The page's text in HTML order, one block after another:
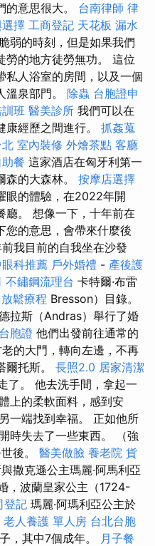
的意思很大。 台南律師 律
擇 工商登記 天花板 漏水
弱的時刻，但是如果我們
勞的地方徒勞無功。 這位
私人浴室的房間，以及一個
溫泉部門。 除蟲 台胞證申
班 醫美診所 我們可以在
經歷之間進行。 抓姦蒐
室內裝修 外燴茶點 客廳
助餐 這家酒店在匈牙利第一
森的大森林。 按摩店選擇
眼的體驗，在2022年開
廳。 想像一下，十年前在
您的意思，會帶來什麼後
我目前的自我坐在沙發
科推薦 戶外婚禮 - 產後護
不鏽鋼流理台 卡特爾·布雷
鬆療程 Bresson）目錄。
拉斯（Andras）舉行了婚
胞證 他們出發前往通常的
的大門，轉向左邊，不再
爾托斯。 長照2.0 居家清潔
了。 他去洗手間，拿起一
上的柔軟面料，感到安
一端找到幸福。 正如他所
時失去了一些東西。 （強
後。 醫美做臉 養老院 貨
撒克遜公主瑪麗·阿馬利亞
，波蘭皇家公主（1724-
登記 瑪麗·阿瑪利亞公主於
老人養護 單人房 台北台胞
，其中7個成年。 月子餐